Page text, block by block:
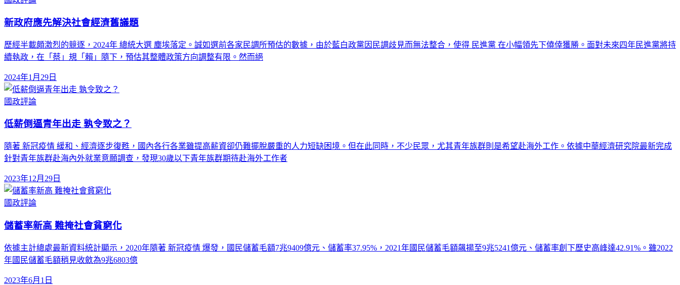
新政府應先解決社會經濟舊議題
歷經半載頗激烈的競逐，2024年 總統大選 塵埃落定。誠如選前各家民調所預估的數據，由於藍白政黨因民調歧見而無法整合，使得 民進黨 在小幅領先下僥倖獲勝。面對未來四年民進黨將持
續執政，在「蔡」規「賴」隨下，預估其整體政策方向調整有限。然而絕
2024年1月29日
國政評論
低薪倒逼青年出走 孰令致之？
隨著 新冠疫情 緩和、經濟逐步復甦，國內各行各業雖提高薪資卻仍難擺脫嚴重的人力短缺困境。但在此同時，不少民眾，尤其青年族群則是希望赴海外工作。依據中華經濟研究院最新完成
針對青年族群赴海內外就業意願調查，發現30歲以下青年族群期待赴海外工作者
2023年12月29日
國政評論
儲蓄率新高 難掩社會貧窮化
依據主計總處最新資料統計顯示，2020年隨著 新冠疫情 爆發，國民儲蓄毛額7兆9409億元、儲蓄率37.95%，2021年國民儲蓄毛額飆揚至9兆5241億元、儲蓄率創下歷史高峰達42.91%。雖2022
年國民儲蓄毛額稍見收斂為9兆6803億
2023年6月1日